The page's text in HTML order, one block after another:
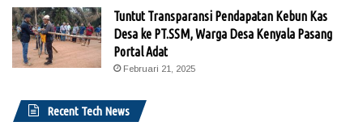
Tuntut Transparansi Pendapatan Kebun Kas
Desa ke PT.SSM, Warga Desa Kenyala Pasang
Portal Adat
Februari 21, 2025
Recent Tech News